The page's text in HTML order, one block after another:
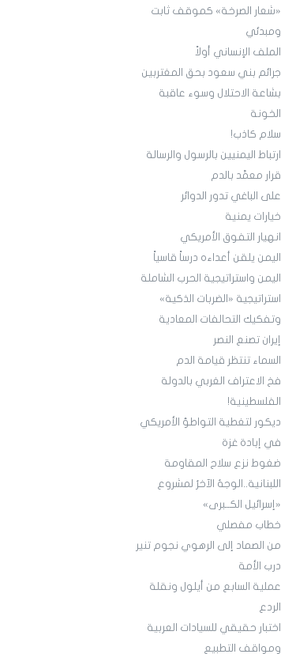
«شعار الصرخة» كموقف ثابت
ومبدئي
الملف الإنساني أولاً
جرائم بني سعود بحق المغتربين
بشاعة الاحتلال وسوء عاقبة
الخونة
سلام كاذب!
ارتباط اليمنيين بالرسول والرسالة
قرار معمَّد بالدم
على الباغي تدور الدوائر
خيارات يمنية
انهيار التفوق الأمريكي
اليمن يلقن أعداءه درساً قاسياً
اليمن واستراتيجية الحرب الشاملة
استراتيجية «الضربات الذكية»
وتفكيك التحالفات المعادية
إيران تصنع النصر
السماء تنتظر قيامة الدم
فخ الاعتراف الغربي بالدولة
الفلسطينية!
ديكور لتغطية التواطؤ الأمريكي
في إبادة غزة
ضغوط نزع سلاح المقاومة
اللبنانية..الوجهُ الآخرُ لمشروع
«إسرائيل الكــبرى»
خطاب مفصلي
من الصماد إلى الرهوي نجوم تنير
درب الأمة
عملية السابع من أيلول ونقلة
الردع
اختبار حقيقي للسيادات العربية
ومواقف التطبيع